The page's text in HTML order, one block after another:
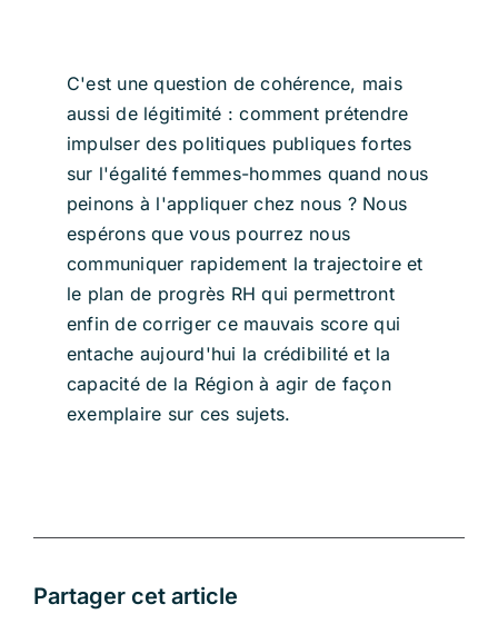
C'est une question de cohérence, mais
aussi de légitimité : comment prétendre
impulser des politiques publiques fortes
sur l'égalité femmes-hommes quand nous
peinons à l'appliquer chez nous ? Nous
espérons que vous pourrez nous
communiquer rapidement la trajectoire et
le plan de progrès RH qui permettront
enfin de corriger ce mauvais score qui
entache aujourd'hui la crédibilité et la
capacité de la Région à agir de façon
exemplaire sur ces sujets.
Partager cet article